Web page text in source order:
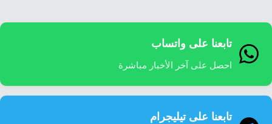
تابعنا على واتساب
احصل على آخر الأخبار مباشرة
تابعنا على تيليجرام